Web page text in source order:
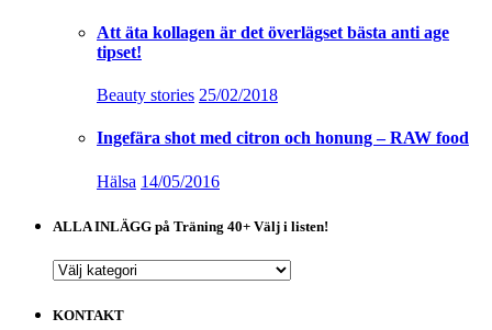
Att äta kollagen är det överlägset bästa anti age
tipset!
Beauty stories 25/02/2018
Ingefära shot med citron och honung – RAW food
Hälsa 14/05/2016
ALLA INLÄGG på Träning 40+ Välj i listen!
ALLA
på
KONTAKT